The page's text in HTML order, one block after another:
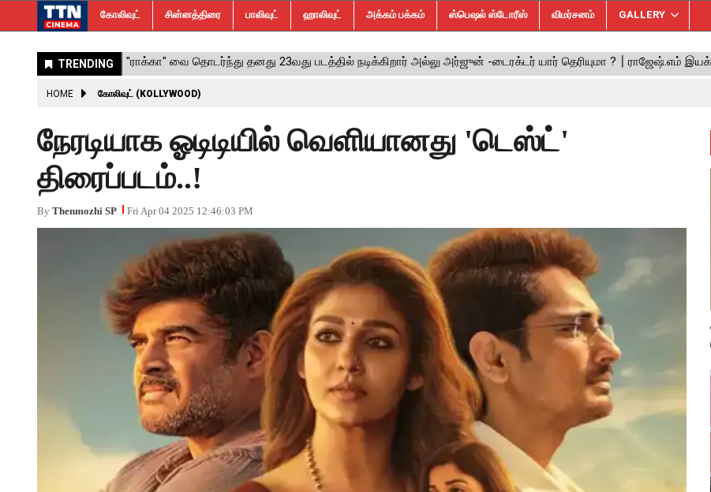
கோலிவுட் சின்னத்திரை பாலிவுட் ஹாலிவுட் அக்கம் பக்கம் ஸ்பெஷல் ஸ்டோரீஸ் விமர்சனம் GALLERY
HOME கோலிவுட் (KOLLYWOOD)
நேரடியாக ஓடிடியில் வெளியானது 'டெஸ்ட்'
திரைப்படம்..!
By Thenmozhi SP Fri Apr 04 2025 12:46:03 PM